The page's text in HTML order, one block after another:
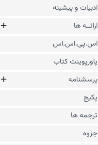
ادبیات و پیشینه
ارائــه ها
اس.پی.اس.اس
پاورپوینت کتاب
پرسشنامه
پکیج
ترجمه ها
جزوه